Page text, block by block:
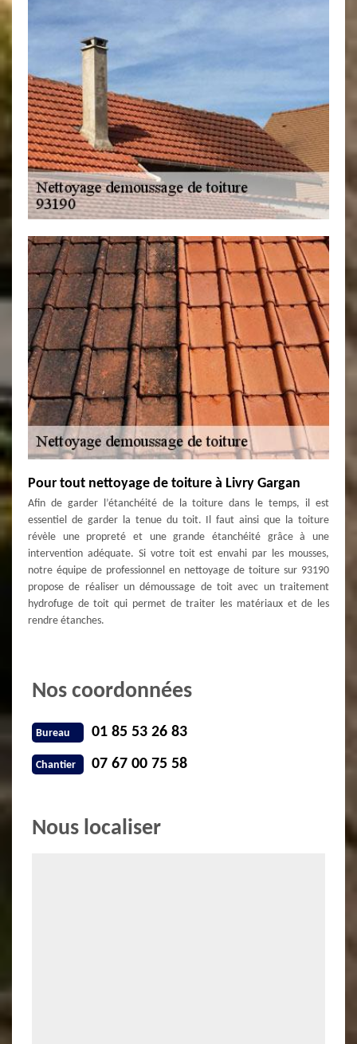
Pour tout nettoyage de toiture à Livry Gargan
Afin de garder l’étanchéité de la toiture dans le temps, il est
essentiel de garder la tenue du toit. Il faut ainsi que la toiture
révèle une propreté et une grande étanchéité grâce à une
intervention adéquate. Si votre toit est envahi par les mousses,
notre équipe de professionnel en nettoyage de toiture sur 93190
propose de réaliser un démoussage de toit avec un traitement
hydrofuge de toit qui permet de traiter les matériaux et de les
rendre étanches.
Nos coordonnées
Bureau 01 85 53 26 83
Chantier 07 67 00 75 58
Nous localiser